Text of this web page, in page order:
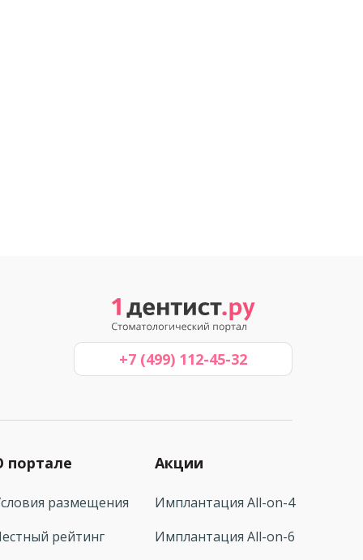
+7 (499) 112-45-32
портале
размещения
рейтинг
Акции
Имплантация All-on-4
Имплантация All-on-6